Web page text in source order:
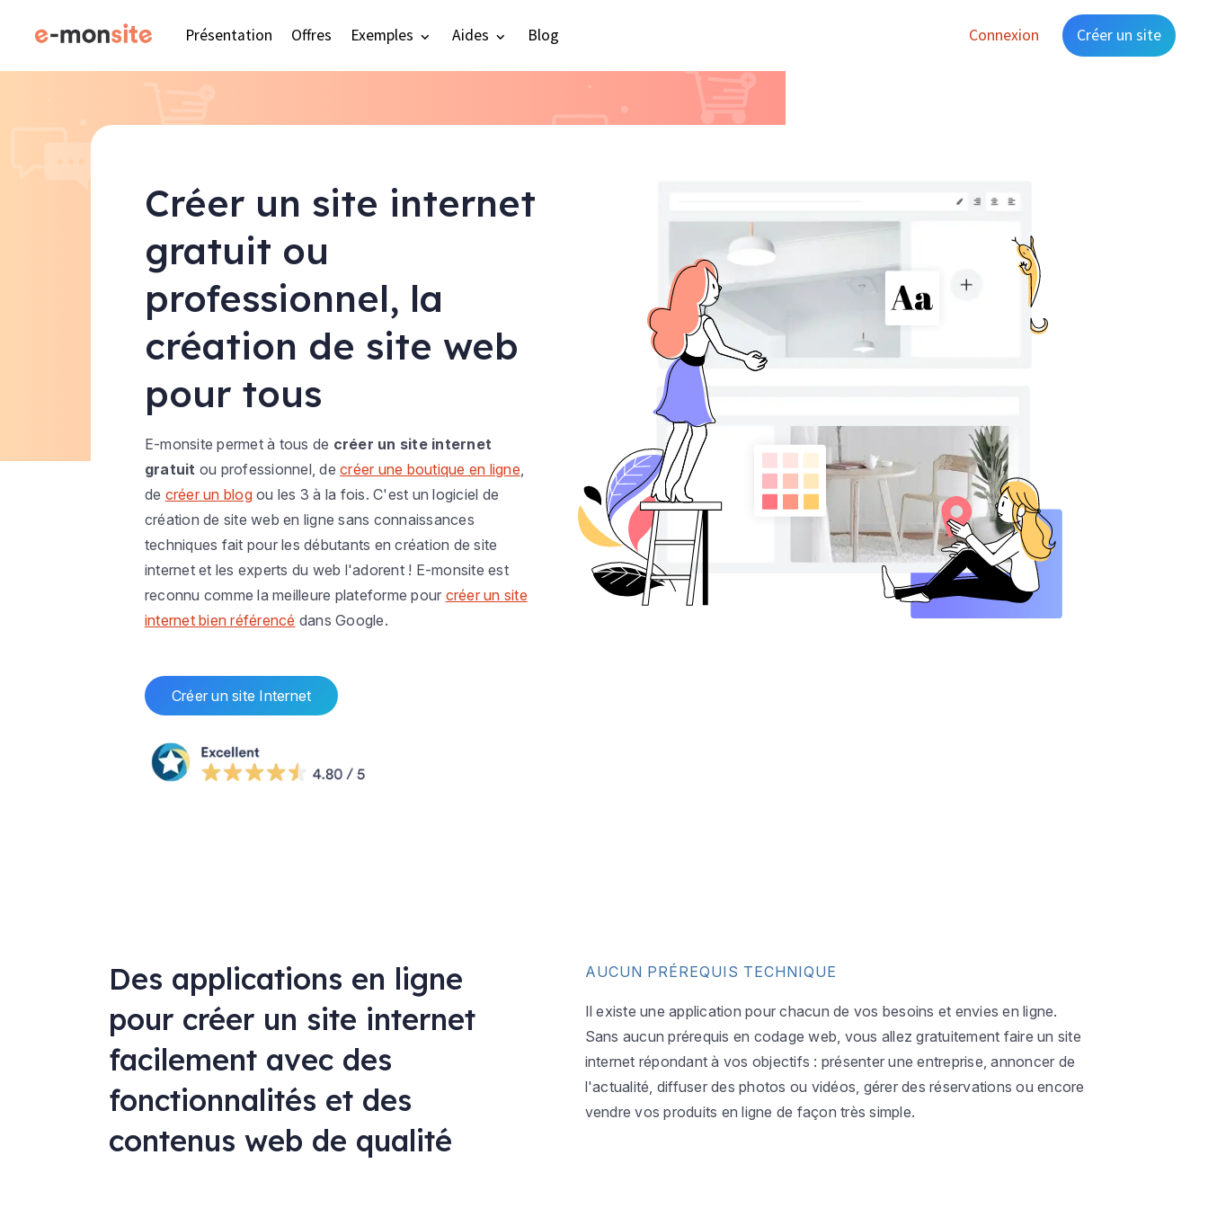
Présentation Offres Exemples Aides Blog Connexion Créer un site
Créer un site internet
gratuit ou
professionnel, la
création de site web
pour tous
E-monsite permet à tous de créer un site internet
gratuit ou professionnel, decréer une boutique en ligne,
de créer un blogou les 3 à la fois. C'est un logiciel de
création de site web en ligne sans connaissances
techniques fait pour les débutants en création de site
internet et les experts du web l'adorent ! E-monsite est
reconnu comme la meilleure plateforme pour créer un site
internet bien référencé dans Google.
Créer un site Internet
Des applications en ligne
pour créer un site internet
facilement avec des
fonctionnalités et des
contenus web de qualité
AUCUN PRÉREQUIS TECHNIQUE
Il existe une application pour chacun de vos besoins et envies en ligne.
Sans aucun prérequis en codage web, vous allez gratuitement faire un site
internet répondant à vos objectifs : présenter une entreprise, annoncer de
l'actualité, diffuser des photos ou vidéos, gérer des réservations ou encore
vendre vos produits en ligne de façon très simple.